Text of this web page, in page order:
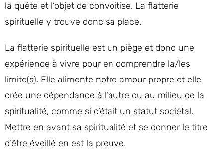
la quête et l’objet de convoitise. La flatterie
spirituelle y trouve donc sa place.
La flatterie spirituelle est un piège et donc une
expérience à vivre pour en comprendre la/les
limite(s). Elle alimente notre amour propre et elle
crée une dépendance à l’autre ou au milieu de la
spiritualité, comme si c’était un statut sociétal.
Mettre en avant sa spiritualité et se donner le titre
d’être éveillé en est la preuve.